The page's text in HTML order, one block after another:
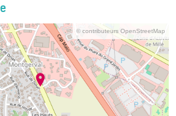
© contributeurs OpenStreetMap